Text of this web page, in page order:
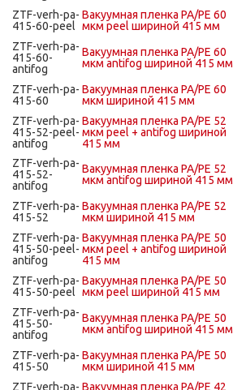
ZTF-verh-pa-
415-60-peel
Вакуумная пленка PA/PE 60
мкм peel шириной 415 мм
ZTF-verh-pa-
415-60-
antifog
Вакуумная пленка PA/PE 60
мкм antifog шириной 415 мм
ZTF-verh-pa-
415-60
Вакуумная пленка PA/PE 60
мкм шириной 415 мм
ZTF-verh-pa-
415-52-peel-
antifog
Вакуумная пленка PA/PE 52
мкм peel + antifog шириной
415 мм
ZTF-verh-pa-
415-52-
antifog
Вакуумная пленка PA/PE 52
мкм antifog шириной 415 мм
ZTF-verh-pa-
415-52
Вакуумная пленка PA/PE 52
мкм шириной 415 мм
ZTF-verh-pa-
415-50-peel-
antifog
Вакуумная пленка PA/PE 50
мкм peel + antifog шириной
415 мм
ZTF-verh-pa-
415-50-peel
Вакуумная пленка PA/PE 50
мкм peel шириной 415 мм
ZTF-verh-pa-
415-50-
antifog
Вакуумная пленка PA/PE 50
мкм antifog шириной 415 мм
ZTF-verh-pa-
415-50
Вакуумная пленка PA/PE 50
мкм шириной 415 мм
ZTF-verh-pa- Вакуумная пленка PA/PE 42